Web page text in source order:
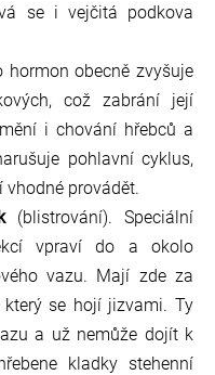
se i vejčitá podkova
hormon obecně zvyšuje
což zabrání její
i chování hřebců a
pohlavní cyklus,
provádět.
(blistrování). Speciální
vpraví do a okolo
vazu. Mají zde za
se hojí jizvami. Ty
a už nemůže dojít k
kladky stehenní